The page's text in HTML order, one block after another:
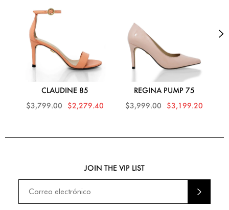
CLAUDINE 85
$3,799.00 $2,279.40
REGINA PUMP 75
$3,999.00 $3,199.20
JOIN THE VIP LIST
ENVI
AR